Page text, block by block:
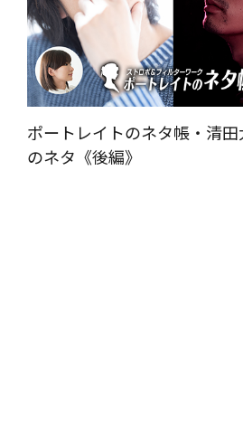
ポートレイトのネタ帳・清
のネタ《後編》